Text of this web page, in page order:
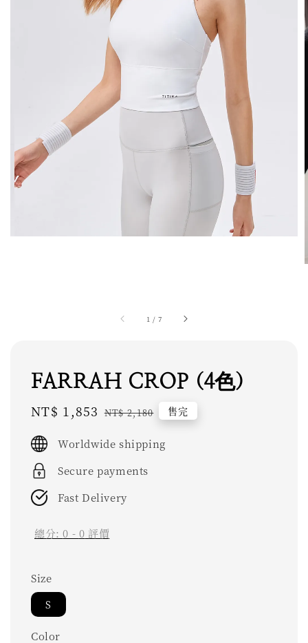
1 / 7
FARRAH CROP (4色)
Sale
NT$ 1,853 Regular
NT$ 2,180 售完
Worldwide shipping
Secure payments
Fast Delivery
總分:0 - 0 評價
Size
S
Color